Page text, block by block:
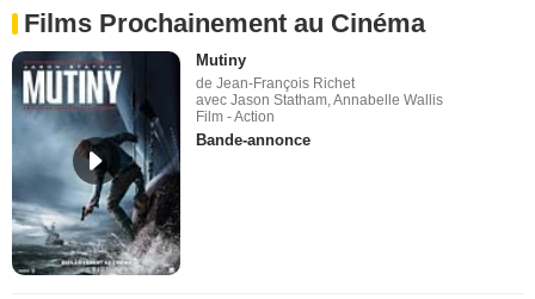
Films Prochainement au Cinéma
Mutiny
de Jean-François Richet
avec Jason Statham, Annabelle Wallis
Film - Action
Bande-annonce